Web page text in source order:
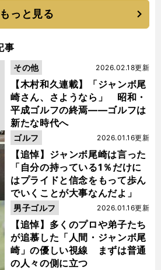
もっと見る
事
【木村和久連載】「ジャンボ尾
崎さん、さようなら」 昭和・
平成ゴルフの終焉――ゴルフは
新たな時代へ
2026.02.18更新
その他
【追悼】ジャンボ尾崎は言った
「自分の持っている1％だけに
はプライドと信念をもって歩ん
でいくことが大事なんだよ」
2026.01.16更新
ゴルフ
【追悼】多くのプロや弟子たち
が追慕した「人間・ジャンボ尾
崎」の優しい視線 まずは普通
の人々の側に立つ
2026.01.16更新
男子ゴルフ